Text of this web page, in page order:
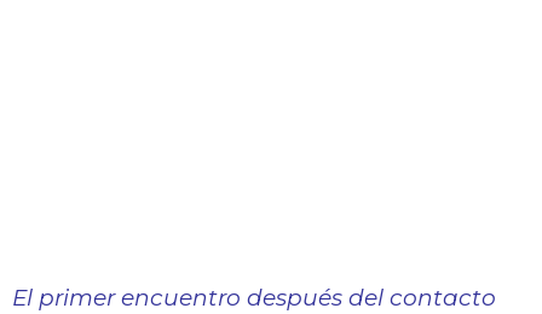
El primer encuentro después del contacto